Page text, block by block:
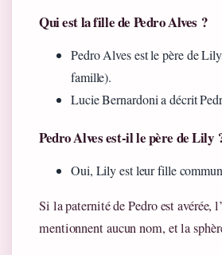
Qui est la fille de Pedro Alves ?
Pedro Alves est le père de
famille).
Lucie Bernardoni a décrit
Pedro Alves est-il le père de Lily
Oui, Lily est leur fille
Si la paternité de Pedro est avérée,
mentionnent aucun nom, et la